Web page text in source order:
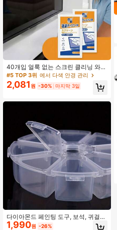
40개입 얼룩 없는 스크린 클리닝 와이
프, 디지털 기기에 적합 - 유리 클리닝
패드, TV, 모니터, 노트북, 가구 등에
사용 가능
#5 TOP 3위 에서 다색 안경 관리
2,081 원 -30% 마지막 3일
다이아몬드 페인팅 도구, 보석, 귀걸
이, 목걸이, 팔찌, 링, 구슬 및 공예품을
1,990원 -26%